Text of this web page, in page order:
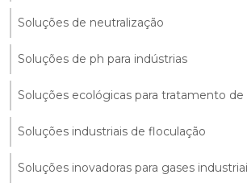
Soluções de neutralização
Soluções de ph para indústrias
Soluções ecológicas para tratamento
Soluções industriais de floculação
Soluções inovadoras para gases